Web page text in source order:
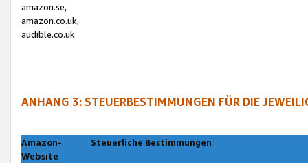
amazon.se,
amazon.co.uk,
audible.co.uk
ANHANG 3: STEUERBESTIMMUNGEN FÜR DIE
Amazon-
Website
Steuerliche Bestimmungen